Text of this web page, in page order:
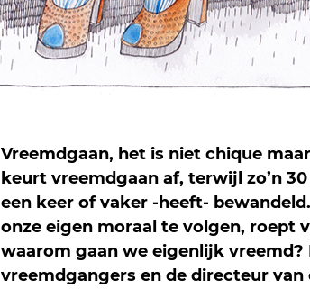
Vreemdgaan, het is niet chique
keurt vreemdgaan af, terwijl zo’n
een keer of vaker -heeft-
onze eigen moraal te volgen, roept
waarom gaan we eigenlijk
vreemdgangers en de directeur